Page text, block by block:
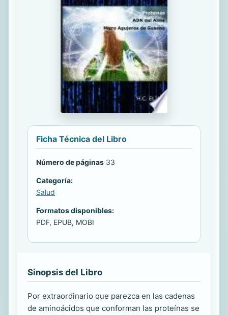
Ficha Técnica del Libro
Número de páginas 33
Categoría:
Salud
Formatos disponibles:
PDF, EPUB, MOBI
Sinopsis del Libro
Por extraordinario que parezca en las cadenas
de aminoácidos que conforman las proteínas se